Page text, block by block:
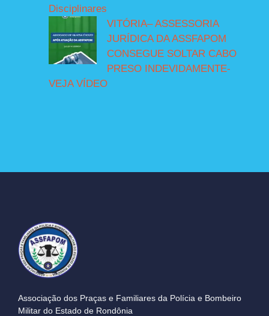
Disciplinares
VITÓRIA– ASSESSORIA
JURÍDICA DA ASSFAPOM
CONSEGUE SOLTAR CABO
PRESO INDEVIDAMENTE-
VEJA VÍDEO
Associação dos Praças e Familiares da Polícia e Bombeiro
Militar do Estado de Rondônia